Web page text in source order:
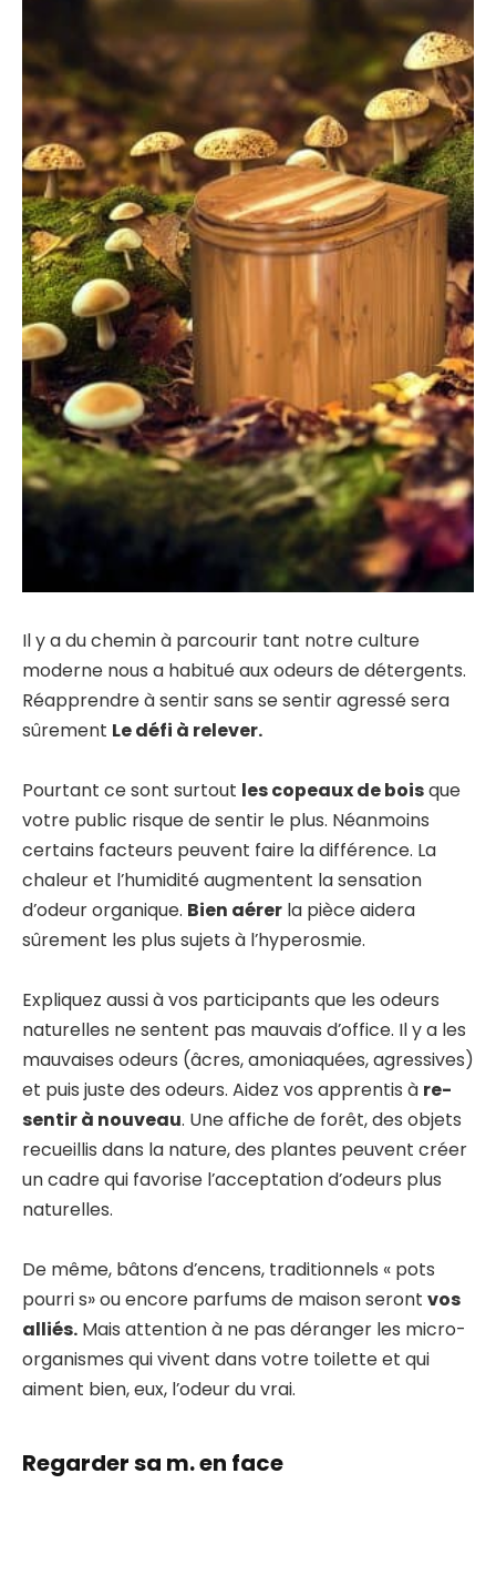
Il y a du chemin à parcourir tant notre culture
moderne nous a habitué aux odeurs de détergents.
Réapprendre à sentir sans se sentir agressé sera
sûrement Le défi à relever.
Pourtant ce sont surtout les copeaux de boisque
votre public risque de sentir le plus. Néanmoins
certains facteurs peuvent faire la différence. La
chaleur et l’humidité augmentent la sensation
d’odeur organique. Bien aérer la pièce aidera
sûrement les plus sujets à l’hyperosmie.
Expliquez aussi à vos participants que les odeurs
naturelles ne sentent pas mauvais d’office. Il y a les
mauvaises odeurs (âcres, amoniaquées, agressives)
et puis juste des odeurs. Aidez vos apprentis à re-
sentir à nouveau. Une affiche de forêt, des objets
recueillis dans la nature, des plantes peuvent créer
un cadre qui favorise l’acceptation d’odeurs plus
naturelles.
De même, bâtons d’encens, traditionnels « pots
pourri s» ou encore parfums de maison seront vos
alliés. Mais attention à ne pas déranger les micro-
organismes qui vivent dans votre toilette et qui
aiment bien, eux, l’odeur du vrai.
Regarder sa m. en face